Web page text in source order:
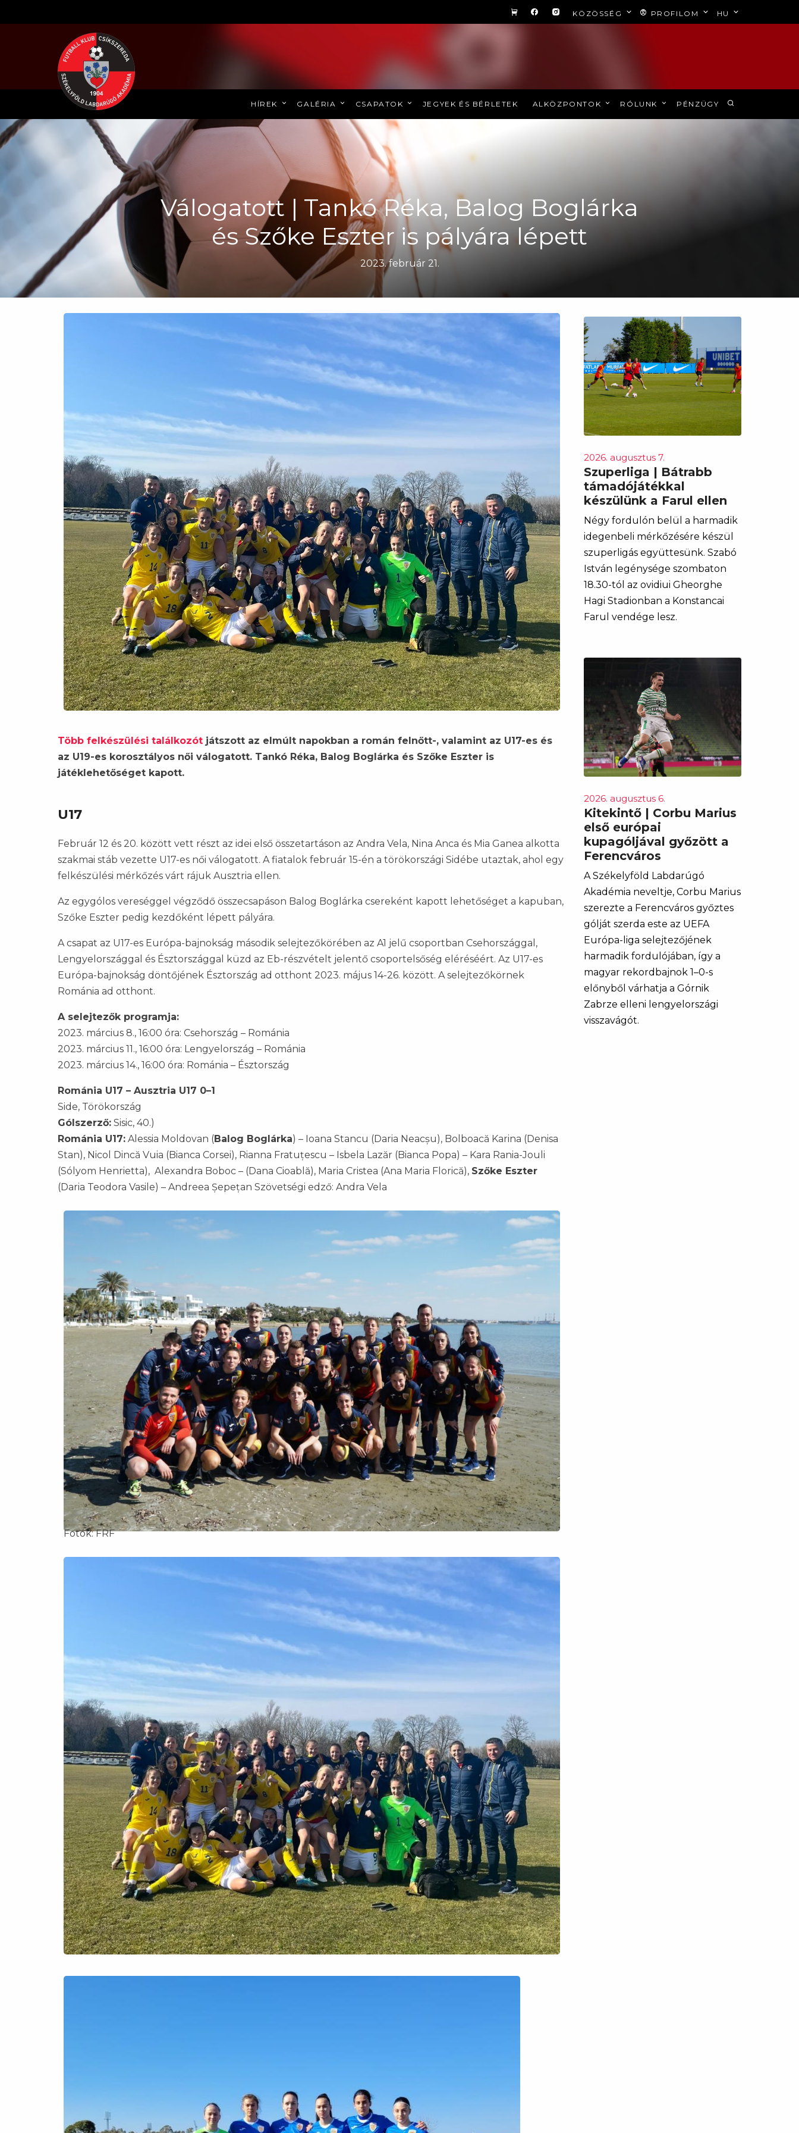
KÖZÖSSÉG PROFILOM HU
HÍREK GALÉRIA CSAPATOK JEGYEK ÉS BÉRLETEK ALKÖZPONTOK RÓLUNK PÉNZÜGY
Válogatott | Tankó Réka, Balog Boglárka
és Szőke Eszter is pályára lépett
2023. február 21.
Több felkészülési találkozót játszott az elmúlt napokban a román felnőtt-, valamint az U17-es és
az U19-es korosztályos női válogatott. Tankó Réka, Balog Boglárka és Szőke Eszter is
játéklehetőséget kapott.
U17
Február 12 és 20. között vett részt az idei első összetartáson az Andra Vela, Nina Anca és Mia Ganea alkotta
szakmai stáb vezette U17-es női válogatott. A fiatalok február 15-én a törökországi Sidébe utaztak, ahol egy
felkészülési mérkőzés várt rájuk Ausztria ellen.
Az egygólos vereséggel végződő összecsapáson Balog Boglárka csereként kapott lehetőséget a kapuban,
Szőke Eszter pedig kezdőként lépett pályára.
A csapat az U17-es Európa-bajnokság második selejtezőkörében az A1 jelű csoportban Csehországgal,
Lengyelországgal és Észtországgal küzd az Eb-részvételt jelentő csoportelsőség eléréséért. Az U17-es
Európa-bajnokság döntőjének Észtország ad otthont 2023. május 14-26. között. A selejtezőkörnek
Románia ad otthont.
A selejtezők programja:
2023. március 8., 16:00 óra: Csehország – Románia
2023. március 11., 16:00 óra: Lengyelország – Románia
2023. március 14., 16:00 óra: Románia – Észtország
Románia U17 – Ausztria U17 0–1
Side, Törökország
Gólszerző: Sisic, 40.)
Románia U17: Alessia Moldovan (Balog Boglárka) – Ioana Stancu (Daria Neacșu), Bolboacă Karina (Denisa
Stan), Nicol Dincă Vuia (Bianca Corsei), Rianna Fratuțescu – Isbela Lazăr (Bianca Popa) – Kara Rania-Jouli
(Sólyom Henrietta), Alexandra Boboc – (Dana Cioablă), Maria Cristea (Ana Maria Florică), Szőke Eszter
(Daria Teodora Vasile) – Andreea Șepețan Szövetségi edző: Andra Vela
Fotók: FRF
2026. augusztus 7.
Szuperliga | Bátrabb
támadójátékkal
készülünk a Farul ellen
Négy fordulón belül a harmadik
idegenbeli mérkőzésére készül
szuperligás együttesünk. Szabó
István legénysége szombaton
18.30-tól az ovidiui Gheorghe
Hagi Stadionban a Konstancai
Farul vendége lesz.
2026. augusztus 6.
Kitekintő | Corbu Marius
első európai
kupagóljával győzött a
Ferencváros
A Székelyföld Labdarúgó
Akadémia neveltje, Corbu Marius
szerezte a Ferencváros győztes
gólját szerda este az UEFA
Európa-liga selejtezőjének
harmadik fordulójában, így a
magyar rekordbajnok 1–0-s
előnyből várhatja a Górnik
Zabrze elleni lengyelországi
visszavágót.